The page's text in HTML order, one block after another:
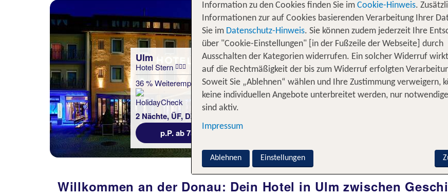
Ulm
Hotel Stern
36 % Weiterempfehlung
2 Nächte, ÜF, DZ
p.P. ab 75 €
Ulm
Hotel ibis Ulm City
86 % Weiterempfehlung
Willkommen an der Donau: Dein Hotel in Ulm zwischen
Information zu den Cookies finden Sie im Cookie-Hinweis.
Informationen zur auf Cookies basierenden Verarbeitung Ihrer
Sie im Datenschutz-Hinweis. Sie können zudem jederzeit Ihre
über "Cookie-Einstellungen" [in der Fußzeile der Webseite] durch
Ausschalten der Kategorien widerrufen. Ein solcher Widerruf
auf die Rechtmäßigkeit der bis zum Widerruf erfolgten
Soweit Sie „Ablehnen“ wählen und Ihre Zustimmung verweigern,
keine individuellen Angebote unterbreitet werden, nur
sind aktiv.
Impressum
Ablehnen Einstellungen